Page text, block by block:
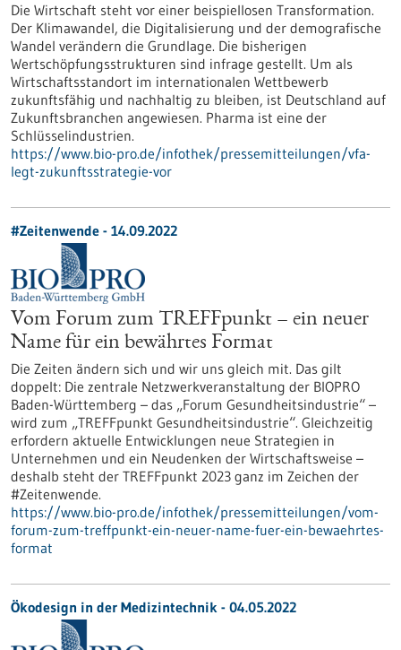
Die Wirtschaft steht vor einer beispiellosen Transformation.
Der Klimawandel, die Digitalisierung und der demografische
Wandel verändern die Grundlage. Die bisherigen
Wertschöpfungsstrukturen sind infrage gestellt. Um als
Wirtschaftsstandort im internationalen Wettbewerb
zukunftsfähig und nachhaltig zu bleiben, ist Deutschland auf
Zukunftsbranchen angewiesen. Pharma ist eine der
Schlüsselindustrien.
https://www.bio-pro.de/infothek/pressemitteilungen/vfa-
legt-zukunftsstrategie-vor
#Zeitenwende - 14.09.2022
Vom Forum zum TREFFpunkt – ein neuer
Name für ein bewährtes Format
Die Zeiten ändern sich und wir uns gleich mit. Das gilt
doppelt: Die zentrale Netzwerkveranstaltung der BIOPRO
Baden-Württemberg – das „Forum Gesundheitsindustrie“ –
wird zum „TREFFpunkt Gesundheitsindustrie“. Gleichzeitig
erfordern aktuelle Entwicklungen neue Strategien in
Unternehmen und ein Neudenken der Wirtschaftsweise –
deshalb steht der TREFFpunkt 2023 ganz im Zeichen der
#Zeitenwende.
https://www.bio-pro.de/infothek/pressemitteilungen/vom-
forum-zum-treffpunkt-ein-neuer-name-fuer-ein-bewaehrtes-
format
Ökodesign in der Medizintechnik - 04.05.2022